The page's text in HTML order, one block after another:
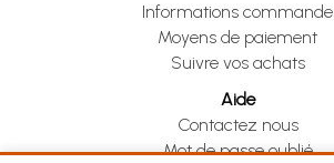
Informations commande
Moyens de paiement
Suivre vos achats
Aide
Contactez nous
Mot de passe oublié